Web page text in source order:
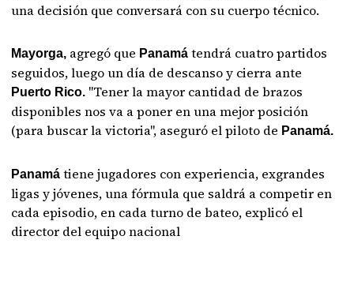
una decisión que conversará con su cuerpo técnico.
Mayorga, agregó que Panamátendrá cuatro partidos
seguidos, luego un día de descanso y cierra ante
Puerto Rico. "Tener la mayor cantidad de brazos
disponibles nos va a poner en una mejor posición
(para buscar la victoria", aseguró el piloto de Panamá.
Panamá tiene jugadores con experiencia, exgrandes
ligas y jóvenes, una fórmula que saldrá a competir en
cada episodio, en cada turno de bateo, explicó el
director del equipo nacional